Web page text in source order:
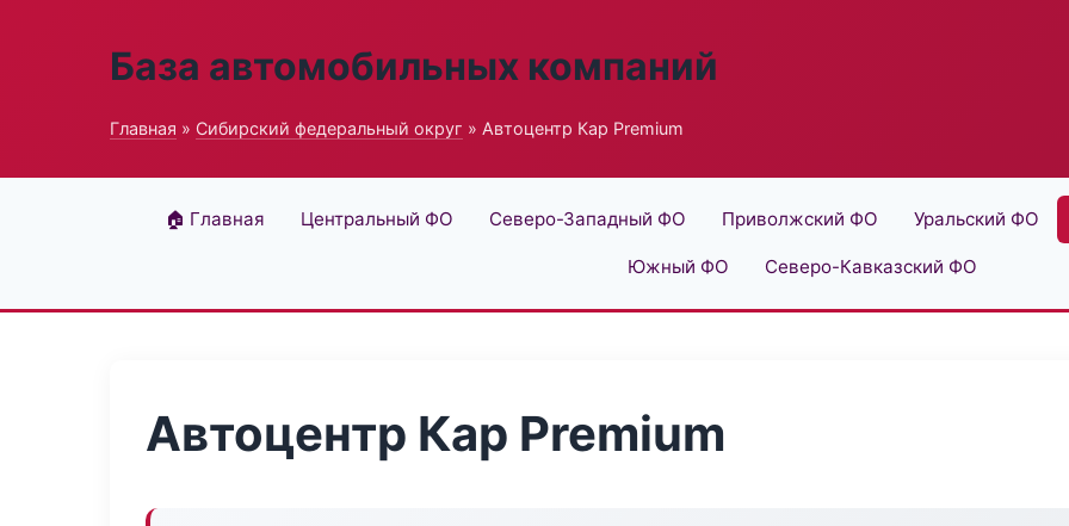
База автомобильных компаний
Главная » Сибирский федеральный округ » Автоцентр Кар Premium
🏠 Главная Центральный ФО Северо-Западный ФО Приволжский ФО Уральский ФО
Южный ФО Северо-Кавказский ФО
Автоцентр Кар Premium